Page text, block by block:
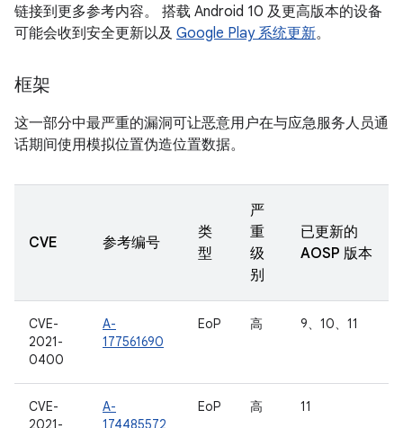
链接到更多参考内容。 搭载 Android 10 及更高版本的设备
可能会收到安全更新以及 Google Play 系统更新。
框架
这一部分中最严重的漏洞可让恶意用户在与应急服务人员通
话期间使用模拟位置伪造位置数据。
CVE 参考编号
类
型
严
重
级
别
已更新的
AOSP 版本
CVE-
2021-
0400
A-
177561690
EoP 高 9、10、11
CVE-
2021-
A-
174485572
EoP 高 11